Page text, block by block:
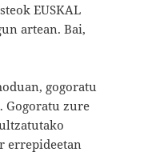
EUSKAL
artean. Bai,
gogoratu
Gogoratu zure
errepideetan